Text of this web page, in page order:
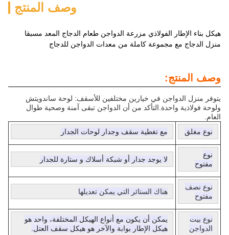
وصف المنتج
هيكل بناء الإطار الفولاذي مزرعة الدواجن طعام الدجاج المعد مسبقا
منزل الدجاج مع مجموعة كاملة من معدات الدواجن للدجاج
وصف المنتج:
يتوفر منزل الدواجن في خيارين مختلفين للأسقف: لوحة ساندويتش
ولوحة فولاذية واحدة.التأكد من أن الدواجن تبقى آمنة وصحية طوال
العام.
نوع مغلق
مع تغطية سقف وجدار لوحات الجدار
نوع
مفتوح
لا يوجد جدار أو شبكة أسلاك و ستارة للجدار
نوع نصف
مفتوح
هناك الستائر التي يمكن تعديلها
نوع بيت
الدواجن
يمكن أن يكون مع أنواع الهيكل المختلفة، واحد هو
هيكل الإطار بوابة والآخر هو هيكل سقف العتل.